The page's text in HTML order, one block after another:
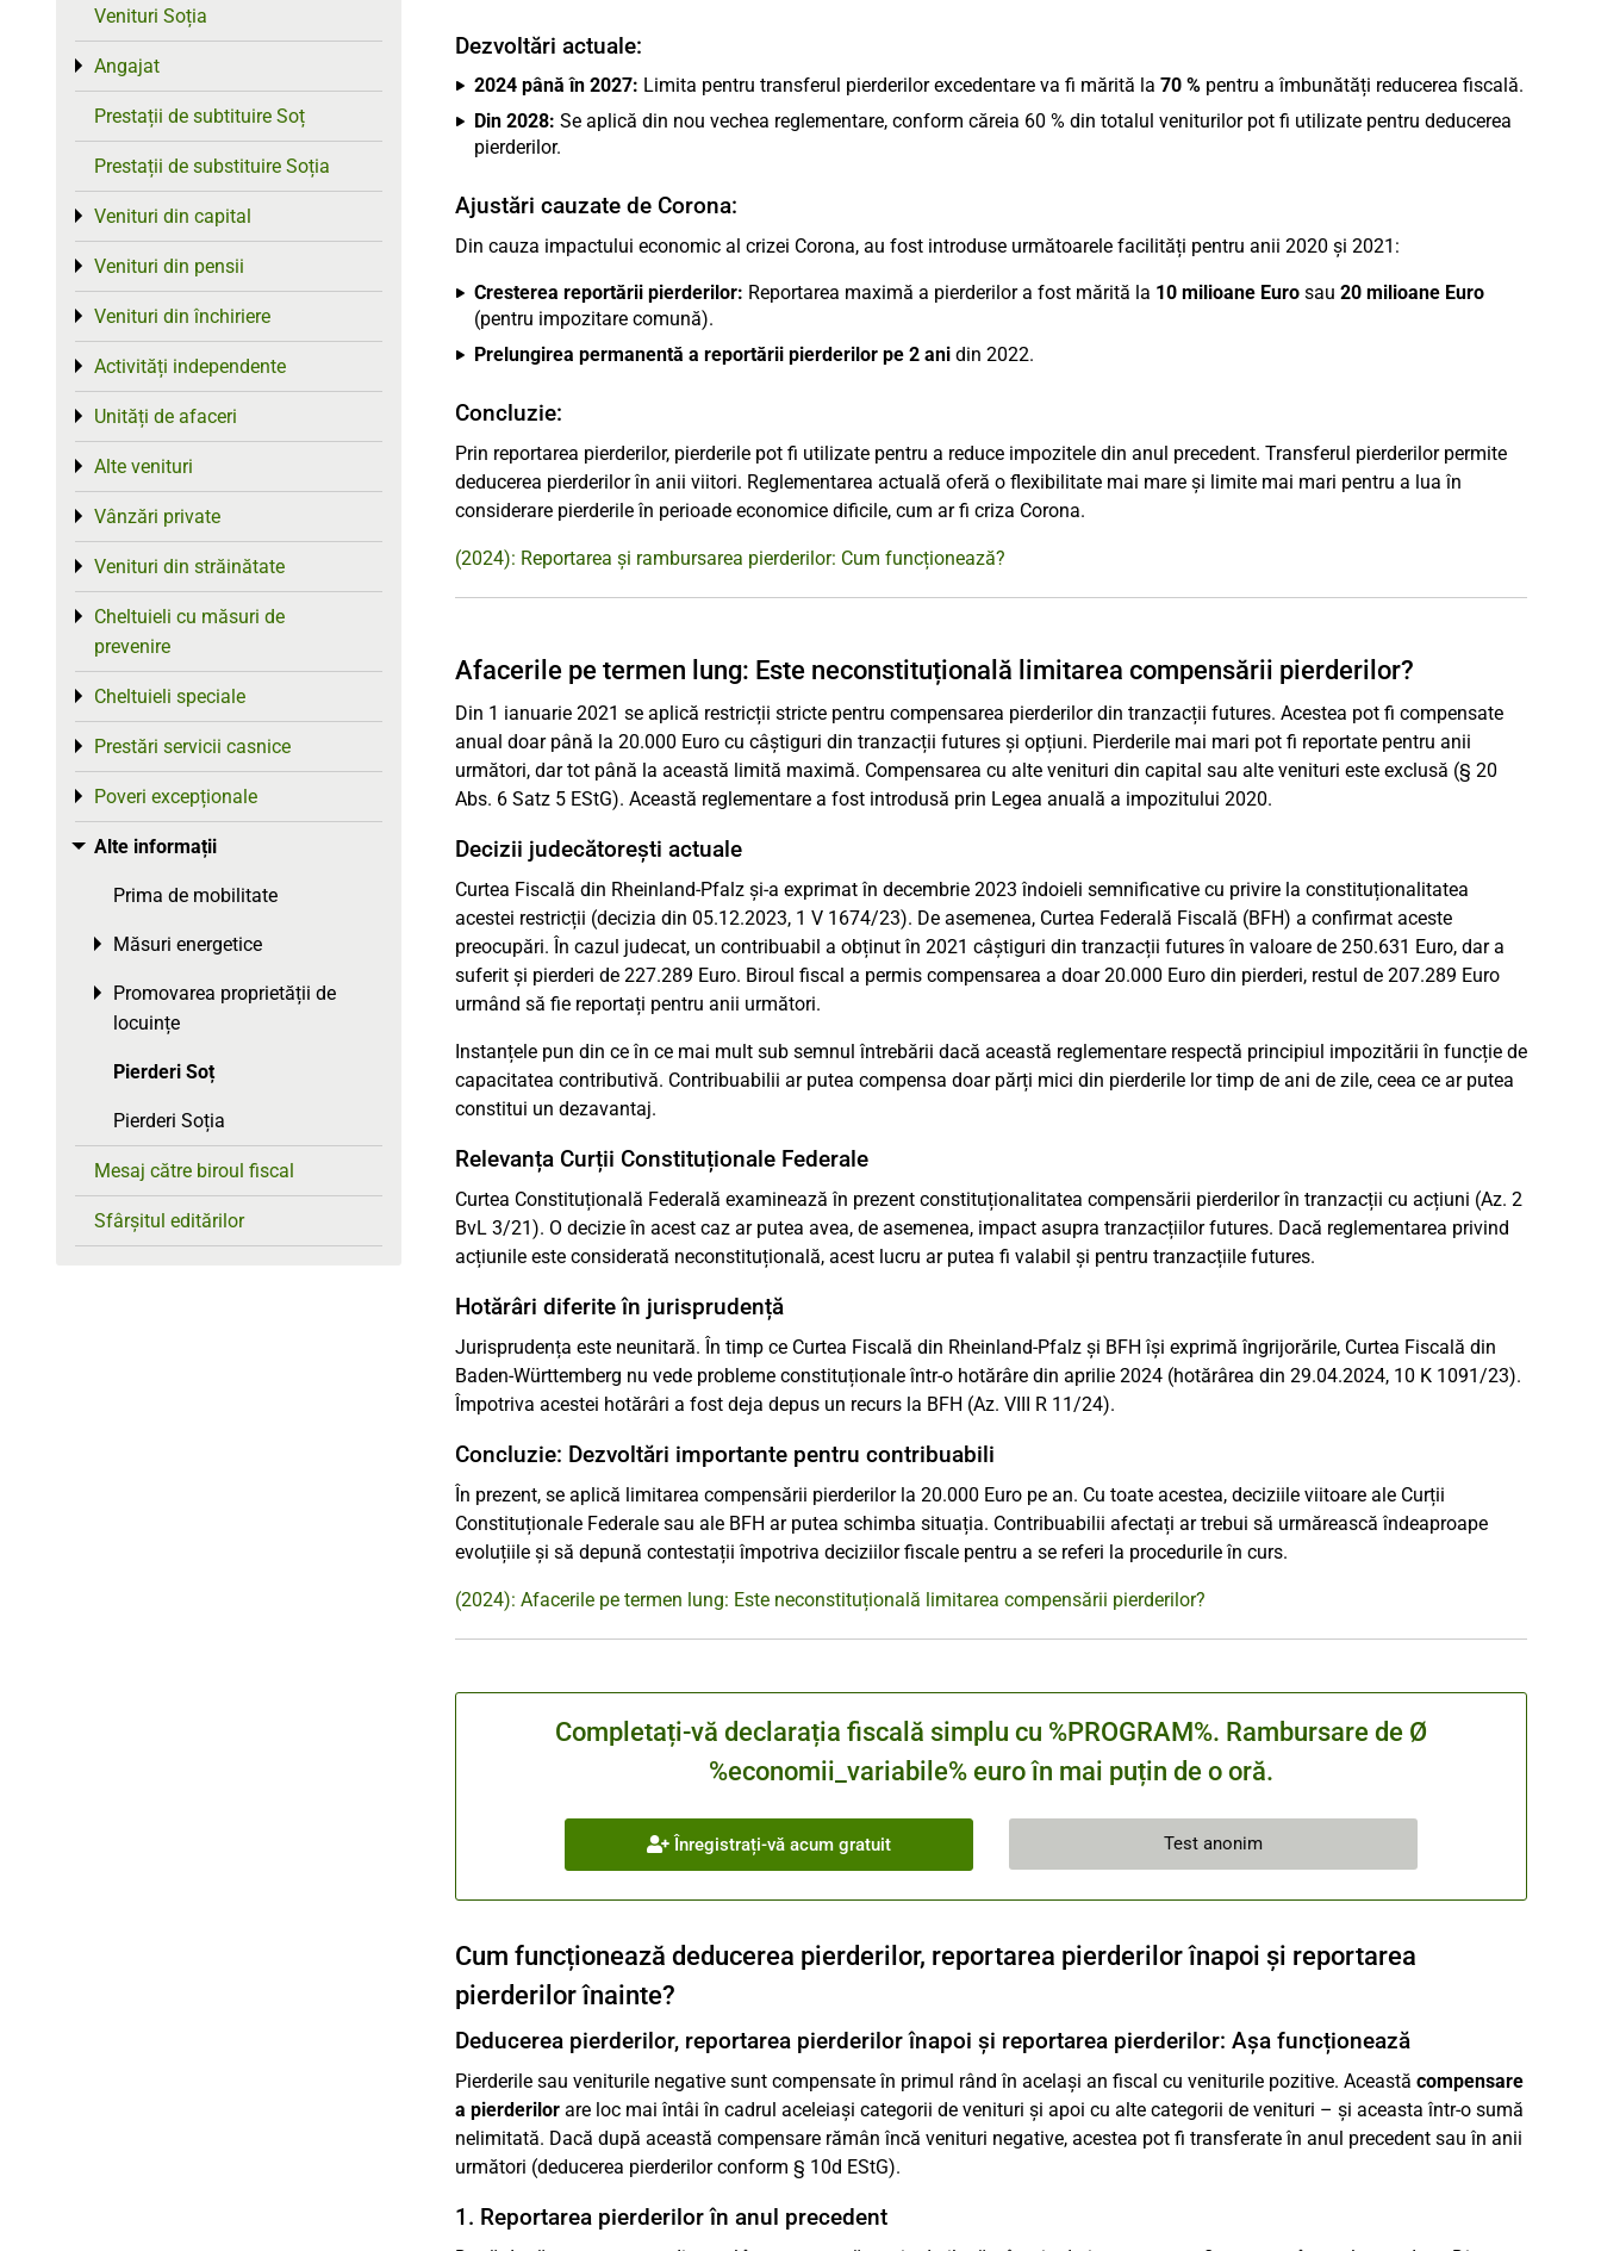
Dezvoltări actuale:
2024 până în 2027: Limita pentru transferul pierderilor excedentare va fi mărită la 70 % pentru a îmbunătăți reducerea fiscală.
Din 2028: Se aplică din nou vechea reglementare, conform căreia 60 % din totalul veniturilor pot fi utilizate pentru deducerea
pierderilor.
Ajustări cauzate de Corona:
Din cauza impactului economic al crizei Corona, au fost introduse următoarele facilități pentru anii 2020 și 2021:
Cresterea reportării pierderilor: Reportarea maximă a pierderilor a fost mărită la 10 milioane Euro sau 20 milioane Euro
(pentru impozitare comună).
Prelungirea permanentă a reportării pierderilor pe 2 ani din 2022.
Concluzie:
Prin reportarea pierderilor, pierderile pot fi utilizate pentru a reduce impozitele din anul precedent. Transferul pierderilor permite
deducerea pierderilor în anii viitori. Reglementarea actuală oferă o flexibilitate mai mare și limite mai mari pentru a lua în
considerare pierderile în perioade economice dificile, cum ar fi criza Corona.
(2024): Reportarea și rambursarea pierderilor: Cum funcționează?
Afacerile pe termen lung: Este neconstituțională limitarea compensării pierderilor?
Din 1 ianuarie 2021 se aplică restricții stricte pentru compensarea pierderilor din tranzacții futures. Acestea pot fi compensate
anual doar până la 20.000 Euro cu câștiguri din tranzacții futures și opțiuni. Pierderile mai mari pot fi reportate pentru anii
următori, dar tot până la această limită maximă. Compensarea cu alte venituri din capital sau alte venituri este exclusă (§ 20
Abs. 6 Satz 5 EStG). Această reglementare a fost introdusă prin Legea anuală a impozitului 2020.
Decizii judecătorești actuale
Curtea Fiscală din Rheinland-Pfalz și-a exprimat în decembrie 2023 îndoieli semnificative cu privire la constituționalitatea
acestei restricții (decizia din 05.12.2023, 1 V 1674/23). De asemenea, Curtea Federală Fiscală (BFH) a confirmat aceste
preocupări. În cazul judecat, un contribuabil a obținut în 2021 câștiguri din tranzacții futures în valoare de 250.631 Euro, dar a
suferit și pierderi de 227.289 Euro. Biroul fiscal a permis compensarea a doar 20.000 Euro din pierderi, restul de 207.289 Euro
urmând să fie reportați pentru anii următori.
Instanțele pun din ce în ce mai mult sub semnul întrebării dacă această reglementare respectă principiul impozitării în funcție de
capacitatea contributivă. Contribuabilii ar putea compensa doar părți mici din pierderile lor timp de ani de zile, ceea ce ar putea
constitui un dezavantaj.
Relevanța Curții Constituționale Federale
Curtea Constituțională Federală examinează în prezent constituționalitatea compensării pierderilor în tranzacții cu acțiuni (Az. 2
BvL 3/21). O decizie în acest caz ar putea avea, de asemenea, impact asupra tranzacțiilor futures. Dacă reglementarea privind
acțiunile este considerată neconstituțională, acest lucru ar putea fi valabil și pentru tranzacțiile futures.
Hotărâri diferite în jurisprudență
Jurisprudența este neunitară. În timp ce Curtea Fiscală din Rheinland-Pfalz și BFH își exprimă îngrijorările, Curtea Fiscală din
Baden-Württemberg nu vede probleme constituționale într-o hotărâre din aprilie 2024 (hotărârea din 29.04.2024, 10 K 1091/23).
Împotriva acestei hotărâri a fost deja depus un recurs la BFH (Az. VIII R 11/24).
Concluzie: Dezvoltări importante pentru contribuabili
În prezent, se aplică limitarea compensării pierderilor la 20.000 Euro pe an. Cu toate acestea, deciziile viitoare ale Curții
Constituționale Federale sau ale BFH ar putea schimba situația. Contribuabilii afectați ar trebui să urmărească îndeaproape
evoluțiile și să depună contestații împotriva deciziilor fiscale pentru a se referi la procedurile în curs.
(2024): Afacerile pe termen lung: Este neconstituțională limitarea compensării pierderilor?
Completați-vă declarația fiscală simplu cu %PROGRAM%. Rambursare de Ø
%economii_variabile% euro în mai puțin de o oră.
Înregistrați-vă acum gratuit Test anonim
Cum funcționează deducerea pierderilor, reportarea pierderilor înapoi și reportarea
pierderilor înainte?
Deducerea pierderilor, reportarea pierderilor înapoi și reportarea pierderilor: Așa funcționează
Pierderile sau veniturile negative sunt compensate în primul rând în același an fiscal cu veniturile pozitive. Această compensare
a pierderilor are loc mai întâi în cadrul aceleiași categorii de venituri și apoi cu alte categorii de venituri – și aceasta într-o sumă
nelimitată. Dacă după această compensare rămân încă venituri negative, acestea pot fi transferate în anul precedent sau în anii
următori (deducerea pierderilor conform § 10d EStG).
1. Reportarea pierderilor în anul precedent
Venituri Soția
Angajat
Toggle menu
Prestații de subtituire Soț
Prestații de substituire Soția
Venituri din capital
Toggle menu
Venituri din pensii
Toggle menu
Venituri din închiriere
Toggle menu
Activități independente
Toggle menu
Unități de afaceri
Toggle menu
Alte venituri
Toggle menu
Vânzări private
Toggle menu
Venituri din străinătate
Toggle menu
Cheltuieli cu măsuri de
prevenire
Toggle menu
Cheltuieli speciale
Toggle menu
Prestări servicii casnice
Toggle menu
Poveri excepționale
Toggle menu
Alte informații
Toggle menu
Prima de mobilitate
Măsuri energetice
Toggle menu
Promovarea proprietății de
locuințe
Toggle menu
Pierderi Soț
Pierderi Soția
Mesaj către biroul fiscal
Sfârșitul editărilor